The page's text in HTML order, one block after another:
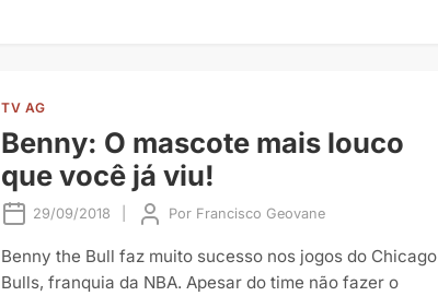
TV AG
Benny: O mascote mais louco
que você já viu!
29/09/2018 Por Francisco Geovane
Benny the Bull faz muito sucesso nos jogos do Chicago
Bulls, franquia da NBA. Apesar do time não fazer o